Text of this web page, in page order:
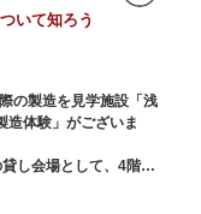
いて知ろう
の製造を見学施設「浅
造体験」がございま
し会場として、4階は
います。